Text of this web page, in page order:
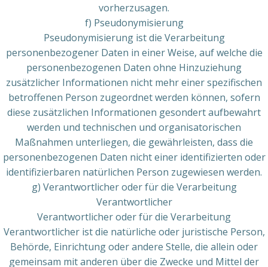
vorherzusagen.
f) Pseudonymisierung
Pseudonymisierung ist die Verarbeitung
personenbezogener Daten in einer Weise, auf welche die
personenbezogenen Daten ohne Hinzuziehung
zusätzlicher Informationen nicht mehr einer spezifischen
betroffenen Person zugeordnet werden können, sofern
diese zusätzlichen Informationen gesondert aufbewahrt
werden und technischen und organisatorischen
Maßnahmen unterliegen, die gewährleisten, dass die
personenbezogenen Daten nicht einer identifizierten oder
identifizierbaren natürlichen Person zugewiesen werden.
g) Verantwortlicher oder für die Verarbeitung
Verantwortlicher
Verantwortlicher oder für die Verarbeitung
Verantwortlicher ist die natürliche oder juristische Person,
Behörde, Einrichtung oder andere Stelle, die allein oder
gemeinsam mit anderen über die Zwecke und Mittel der